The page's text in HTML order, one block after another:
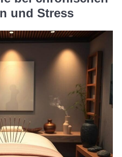
und Stress